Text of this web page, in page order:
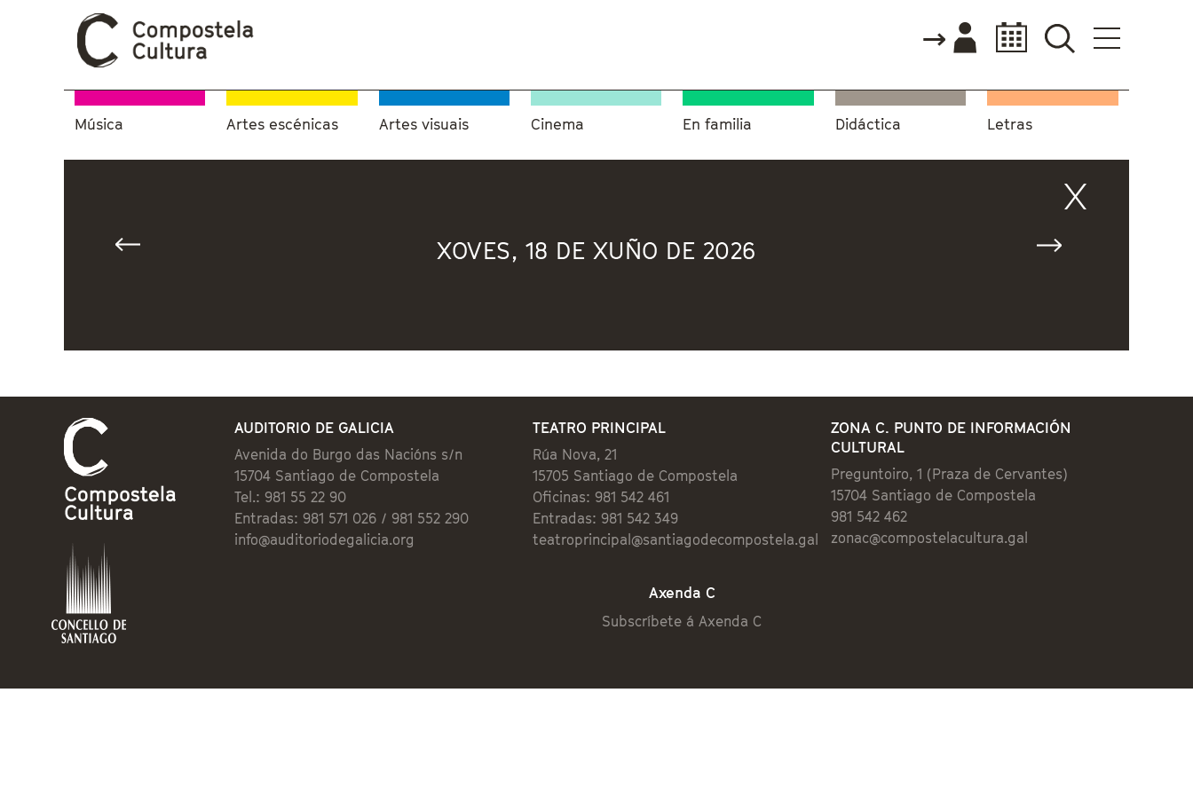
Música Artes escénicas Artes visuais Cinema En familia Didáctica Letras
XOVES, 18 DE XUÑO DE 2026
AUDITORIO DE GALICIA
Avenida do Burgo das Nacións s/n
15704 Santiago de Compostela
Tel.: 981 55 22 90
Entradas: 981 571 026 / 981 552 290
info@auditoriodegalicia.org
TEATRO PRINCIPAL
Rúa Nova, 21
15705 Santiago de Compostela
Oficinas: 981 542 461
Entradas: 981 542 349
teatroprincipal@santiagodecompostela.gal
ZONA C. PUNTO DE INFORMACIÓN
CULTURAL
Preguntoiro, 1 (Praza de Cervantes)
15704 Santiago de Compostela
981 542 462
zonac@compostelacultura.gal
Axenda C
Subscríbete á Axenda C